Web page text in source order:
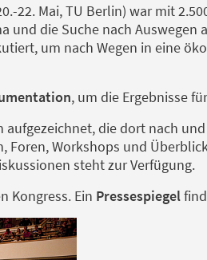
22. Mai, TU Berlin) war mit
und die Suche nach Auswegen
um nach Wegen in eine
, um die Ergebnisse
die dort nach
Foren, Workshops und
steht zur Verfügung.
Kongress. Ein Pressespiegel